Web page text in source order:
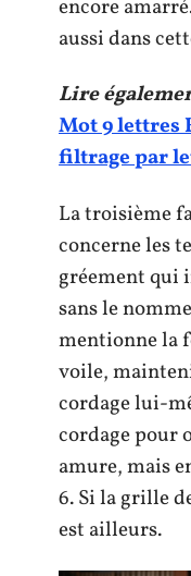
encore
aussi dans
Lire
Mot 9 lettres
filtrage par
La troisième
concerne les
gréement qui
sans le
mentionne la
voile,
cordage lui-
cordage pour
amure, mais
6. Si la grille
est ailleurs.